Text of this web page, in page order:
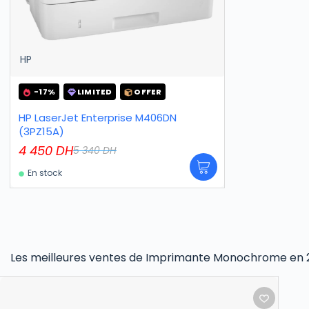
HP
-17% LIMITED OFFER
HP LaserJet Enterprise M406DN
(3PZ15A)
5 340DH
4 450 DH
En stock
Les meilleures ventes de Imprimante Monochrome en